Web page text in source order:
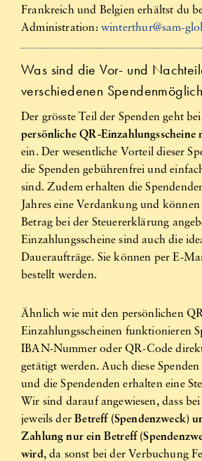
Frankreich und Belgien erhältst du
Administration: winterthur@sam-
Was sind die Vor- und
verschiedenen
Der grösste Teil der Spenden geht
persönliche QR-Einzahlungsscheine
ein. Der wesentliche Vorteil dieser
die Spenden gebührenfrei und
sind. Zudem erhalten die
Jahres eine Verdankung und
Betrag bei der Steuererklärung
Einzahlungsscheine sind auch die
Daueraufträge. Sie können per E-
bestellt werden.
Ähnlich wie mit den persönlichen
Einzahlungsscheinen funktionieren
IBAN-Nummer oder QR-Code
getätigt werden. Auch diese
und die Spendenden erhalten eine
Wir sind darauf angewiesen, dass
jeweils derBetreff (Spendenzweck)
Zahlung nur ein Betreff
wird, da sonst bei der Verbuchung